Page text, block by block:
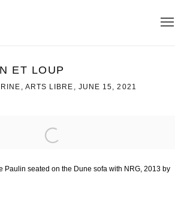
ET LOUP
ARTS LIBRE, JUNE 15, 2021
Paulin seated on the Dune sofa with NRG, 2013 by